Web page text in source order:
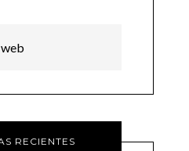
RECIENTES